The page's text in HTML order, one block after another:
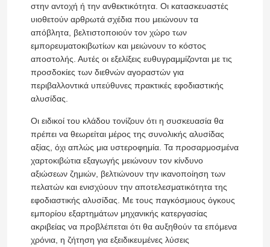
Σπίτι
Βίντεο
Σχετικά με εμάς
Επισκεψή εργοστασίου
στην αντοχή ή την ανθεκτικότητα. Οι κατασκευαστές
υιοθετούν αρθρωτά σχέδια που μειώνουν τα
απόβλητα, βελτιστοποιούν τον χώρο των
εμπορευματοκιβωτίων και μειώνουν το κόστος
αποστολής. Αυτές οι εξελίξεις ευθυγραμμίζονται με τις
προσδοκίες των διεθνών αγοραστών για
περιβαλλοντικά υπεύθυνες πρακτικές εφοδιαστικής
αλυσίδας.
Οι ειδικοί του κλάδου τονίζουν ότι η συσκευασία θα
πρέπει να θεωρείται μέρος της συνολικής αλυσίδας
αξίας, όχι απλώς μια υστεροφημία. Τα προσαρμοσμένα
χαρτοκιβώτια εξαγωγής μειώνουν τον κίνδυνο
αξιώσεων ζημιών, βελτιώνουν την ικανοποίηση των
πελατών και ενισχύουν την αποτελεσματικότητα της
εφοδιαστικής αλυσίδας. Με τους παγκόσμιους όγκους
εμπορίου εξαρτημάτων μηχανικής κατεργασίας
ακριβείας να προβλέπεται ότι θα αυξηθούν τα επόμενα
χρόνια, η ζήτηση για εξειδικευμένες λύσεις